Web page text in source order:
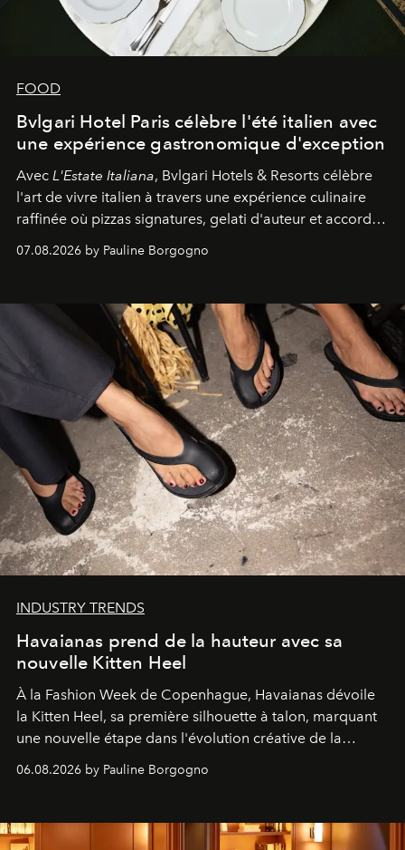
FOOD
Bvlgari Hotel Paris célèbre l'été italien avec
une expérience gastronomique d'exception
Avec L'Estate Italiana, Bvlgari Hotels & Resorts célèbre
l'art de vivre italien à travers une expérience culinaire
raffinée où pizzas signatures, gelati d'auteur et accords
07.08.2026 by Pauline Borgogno
INDUSTRY TRENDS
Havaianas prend de la hauteur avec sa
nouvelle Kitten Heel
À la Fashion Week de Copenhague, Havaianas dévoile
la Kitten Heel, sa première silhouette à talon, marquant
une nouvelle étape dans l'évolution créative de la
06.08.2026 by Pauline Borgogno